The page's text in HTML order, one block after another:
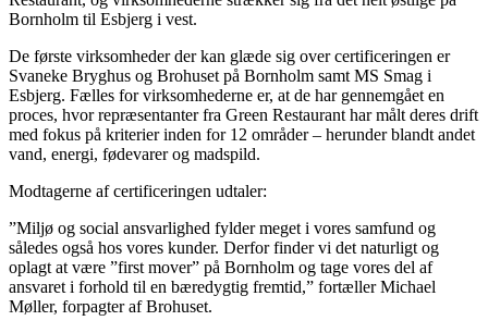
Bornholm til Esbjerg i vest.
De første virksomheder der kan glæde sig over certificeringen er
Svaneke Bryghus og Brohuset på Bornholm samt MS Smag i
Esbjerg. Fælles for virksomhederne er, at de har gennemgået en
proces, hvor repræsentanter fra Green Restaurant har målt deres drift
med fokus på kriterier inden for 12 områder – herunder blandt andet
vand, energi, fødevarer og madspild.
Modtagerne af certificeringen udtaler:
”Miljø og social ansvarlighed fylder meget i vores samfund og
således også hos vores kunder. Derfor finder vi det naturligt og
oplagt at være ”first mover” på Bornholm og tage vores del af
ansvaret i forhold til en bæredygtig fremtid,” fortæller Michael
Møller, forpagter af Brohuset.